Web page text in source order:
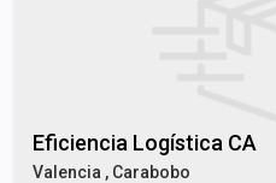
Eficiencia Logística CA
Valencia , Carabobo